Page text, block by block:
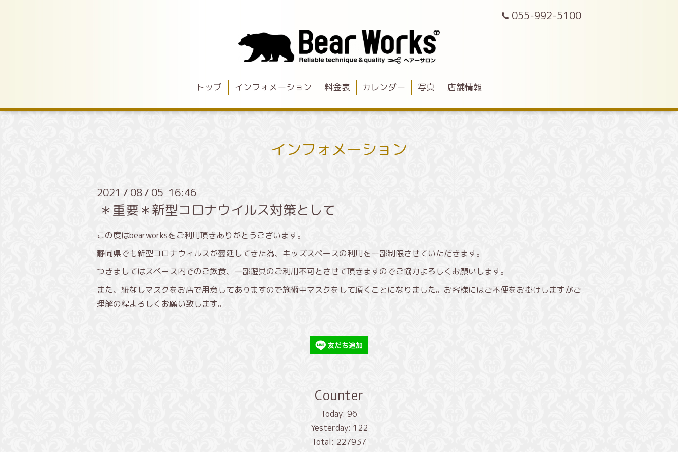
055-992-5100
トップ インフォメーション 料金表 カレンダー 写真 店舗情報
インフォメーション
2021 / 08 / 05 16:46
＊重要＊新型コロナウイルス対策として
この度はbearworksをご利用頂きありがとうございます。
静岡県でも新型コロナウィルスが蔓延してきた為、キッズスペースの利用を一部制限させていただきます。
つきましてはスペース内でのご飲食、一部遊具のご利用不可とさせて頂きますのでご協力よろしくお願いします。
また、紐なしマスクをお店で用意してありますので施術中マスクをして頂くことになりました。お客様にはご不便をお掛けしますがご
理解の程よろしくお願い致します。
Counter
Today: 96
Yesterday: 122
Total: 227937